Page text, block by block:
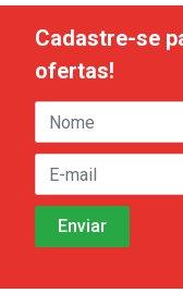
Cadastre-se
ofertas!